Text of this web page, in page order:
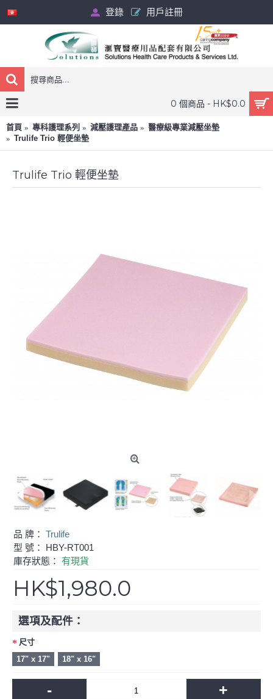
登錄 用戶註冊
0 個商品 - HK$0.0
首頁 專科護理系列 減壓護理產品
醫療級專業減壓坐墊
Trulife Trio 輕便坐墊
Trulife Trio 輕便坐墊
品 牌： Trulife
型 號： HBY-RT001
庫存狀態： 有現貨
HK$1,980.0
選項及配件：
尺寸
17" x 17"
18" x 16"
- +